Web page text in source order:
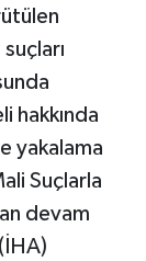
hakkında
yakalama
Suçlarla
devam